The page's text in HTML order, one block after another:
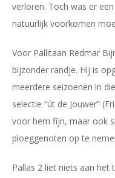
verloren. Toch was er
natuurlijk voorkomen
Voor Pallitaan Redmar
bijzonder randje. Hij is
meerdere seizoenen in
selectie “út de Jouwer”
voor hem fijn, maar ook
ploeggenoten op te
Pallas 2 liet niets aan het